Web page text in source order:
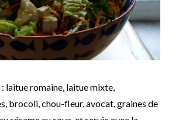
: laitue romaine, laitue mixte,
brocoli, chou-fleur, avocat, graines de